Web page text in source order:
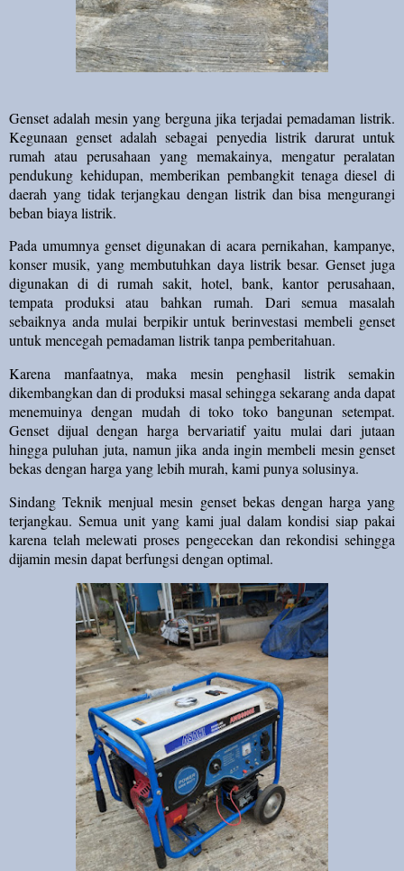
Genset adalah mesin yang berguna jika terjadai pemadaman listrik.
Kegunaan genset adalah sebagai penyedia listrik darurat untuk
rumah atau perusahaan yang memakainya, mengatur peralatan
pendukung kehidupan, memberikan pembangkit tenaga diesel di
daerah yang tidak terjangkau dengan listrik dan bisa mengurangi
beban biaya listrik.
Pada umumnya genset digunakan di acara pernikahan, kampanye,
konser musik, yang membutuhkan daya listrik besar. Genset juga
digunakan di di rumah sakit, hotel, bank, kantor perusahaan,
tempata produksi atau bahkan rumah. Dari semua masalah
sebaiknya anda mulai berpikir untuk berinvestasi membeli genset
untuk mencegah pemadaman listrik tanpa pemberitahuan.
Karena manfaatnya, maka mesin penghasil listrik semakin
dikembangkan dan di produksi masal sehingga sekarang anda dapat
menemuinya dengan mudah di toko toko bangunan setempat.
Genset dijual dengan harga bervariatif yaitu mulai dari jutaan
hingga puluhan juta, namun jika anda ingin membeli mesin genset
bekas dengan harga yang lebih murah, kami punya solusinya.
Sindang Teknik menjual mesin genset bekas dengan harga yang
terjangkau. Semua unit yang kami jual dalam kondisi siap pakai
karena telah melewati proses pengecekan dan rekondisi sehingga
dijamin mesin dapat berfungsi dengan optimal.